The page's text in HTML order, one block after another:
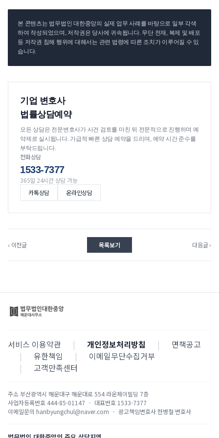
본 콘텐츠는 법무법인 대한중앙의 실제 업무 사례를 바탕으로 일부 각색
하여 작성되었으며, 저작권은 당사에 귀속됩니다. 무단 전재, 복제 및 배포
등 저작권 침해 행위에 대해서는 관련 법령에 따른 조치가 이루어질 수 있
습니다.
기업 변호사
법률상담예약
모든 상담은 전문변호사가 사건 검토를 마친 뒤 전문적으로 진행하며 예
약제로 실시됩니다. 가급적 빠른 상담 예약을 드리며, 예약 시간 준수를
부탁드립니다.
전화상담
1533-7377
365일 24시간 상담 가능
카톡상담
온라인상담
‹ 이전글 목록보기 다음글 ›
서비스 이용약관 | 개인정보처리방침 |
면책공고
|
유한책임 |
이메일무단수집거부
|
고객만족센터
주소부산광역시 해운대구 해운대로 554 라온제이빌딩 7층
사업자등록번호 444-85-01147 · 대표번호 1533-7377
이메일문의 hanbyungchul@naver.com · 광고책임변호사한병철 변호사